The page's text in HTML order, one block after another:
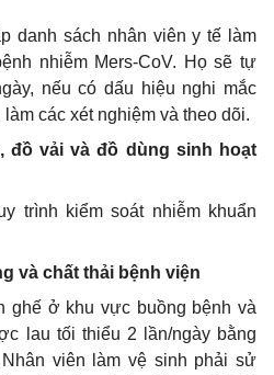
danh sách nhân viên y tế làm
nhiễm Mers-CoV. Họ sẽ tự
nếu có dấu hiệu nghi mắc
các xét nghiệm và theo dõi.
đồvải và đồ dùng sinh hoạt
trình kiểm soát nhiễm khuẩn
và chất thải bệnh viện
ghế ở khu vực buồng bệnh và
lau tối thiểu 2 lần/ngày bằng
viên làm vệ sinh phải sử